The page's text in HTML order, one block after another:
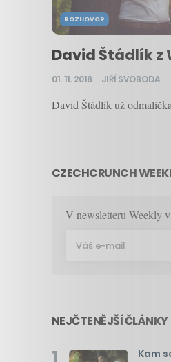
ROZHOVOR
David Štádlík z
01. 11. 2018 – JIŘÍ SVOBODA
David Štádlík už
CZECHCRUNCH
V newsletteru Weekly
NEJČTENĚJŠÍ ČLÁNKY
Kam